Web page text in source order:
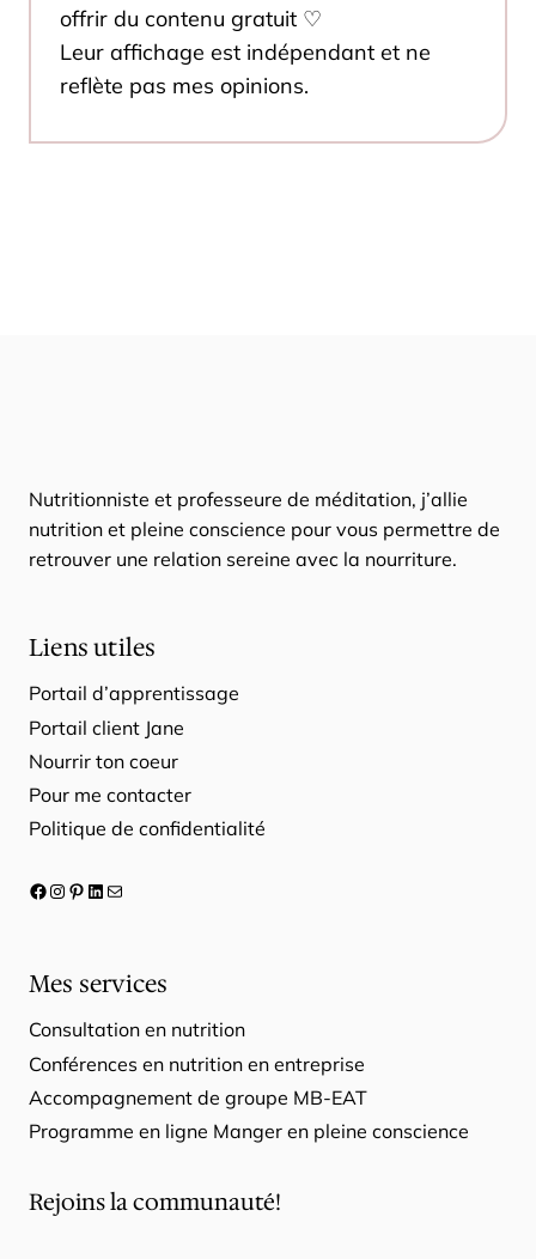
offrir du contenu gratuit ♡
Leur affichage est indépendant et ne
reflète pas mes opinions.
Nutritionniste et professeure de méditation, j’allie
nutrition et pleine conscience pour vous permettre de
retrouver une relation sereine avec la nourriture.
Liens utiles
Portail d’apprentissage
Portail client Jane
Nourrir ton coeur
Pour me contacter
Politique de confidentialité
Facebook
Instagram
Pinterest
LinkedIn
E-mail
Mes services
Consultation en nutrition
Conférences en nutrition en entreprise
Accompagnement de groupe MB-EAT
Programme en ligne Manger en pleine conscience
Rejoins la communauté!